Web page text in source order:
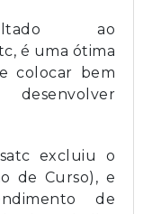
ao
é uma ótima
colocar bem
excluiu o
de Curso), e
de